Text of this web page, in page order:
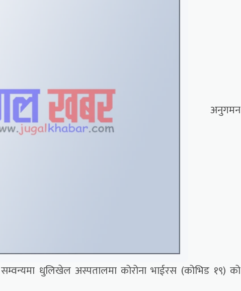
अनुगमन
धुलिखेल अस्पतालमा कोरोना भाईरस (कोभिड १९) को